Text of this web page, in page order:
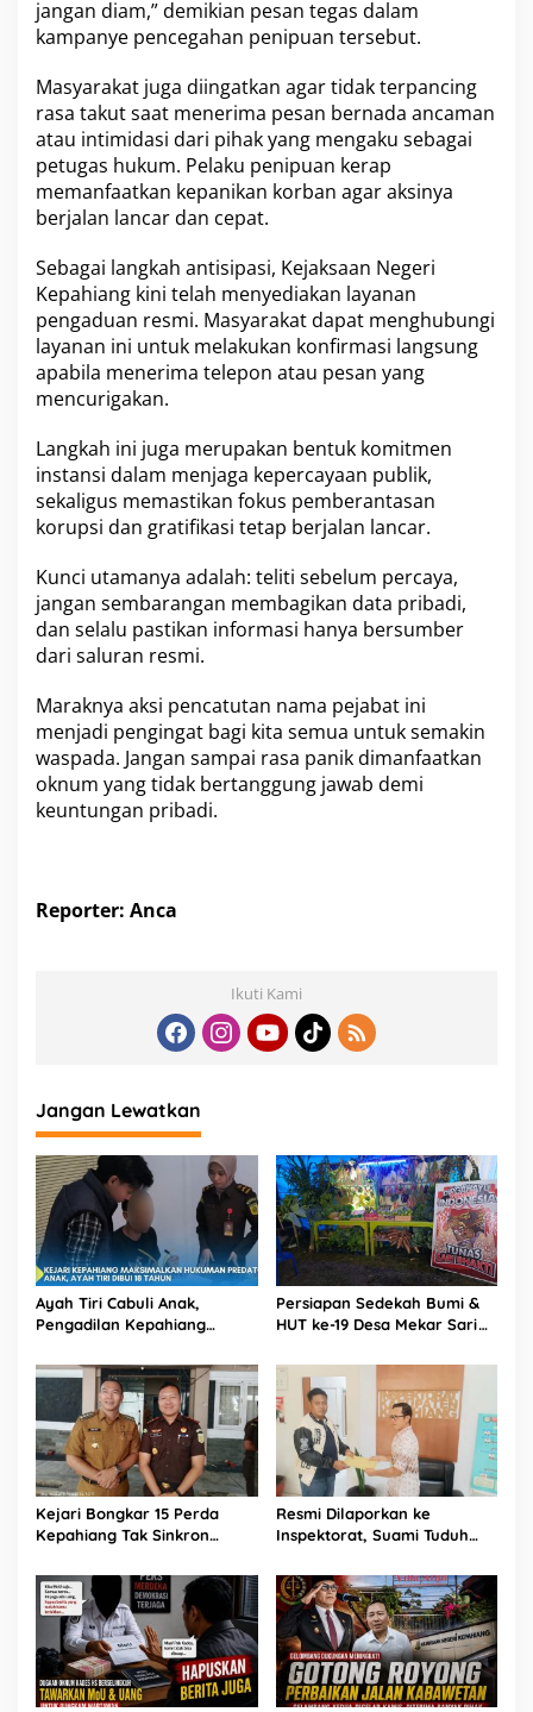
jangan diam,” demikian pesan tegas dalam
kampanye pencegahan penipuan tersebut.
Masyarakat juga diingatkan agar tidak terpancing
rasa takut saat menerima pesan bernada ancaman
atau intimidasi dari pihak yang mengaku sebagai
petugas hukum. Pelaku penipuan kerap
memanfaatkan kepanikan korban agar aksinya
berjalan lancar dan cepat.
Sebagai langkah antisipasi, Kejaksaan Negeri
Kepahiang kini telah menyediakan layanan
pengaduan resmi. Masyarakat dapat menghubungi
layanan ini untuk melakukan konfirmasi langsung
apabila menerima telepon atau pesan yang
mencurigakan.
Langkah ini juga merupakan bentuk komitmen
instansi dalam menjaga kepercayaan publik,
sekaligus memastikan fokus pemberantasan
korupsi dan gratifikasi tetap berjalan lancar.
Kunci utamanya adalah: teliti sebelum percaya,
jangan sembarangan membagikan data pribadi,
dan selalu pastikan informasi hanya bersumber
dari saluran resmi.
Maraknya aksi pencatutan nama pejabat ini
menjadi pengingat bagi kita semua untuk semakin
waspada. Jangan sampai rasa panik dimanfaatkan
oknum yang tidak bertanggung jawab demi
keuntungan pribadi.
Reporter: Anca
Ikuti Kami
Jangan Lewatkan
Ayah Tiri Cabuli Anak,
Pengadilan Kepahiang
Penjara
Persiapan Sedekah Bumi &
HUT ke-19 Desa Mekar Sari
Ada Wayang Kulit Besok
Kejari Bongkar 15 Perda
Kepahiang Tak Sinkron
Zurdi Nata: Siap Revisi
Hingga Cabut!
Resmi Dilaporkan ke
Inspektorat, Suami Tuduh
dengan Istrinya